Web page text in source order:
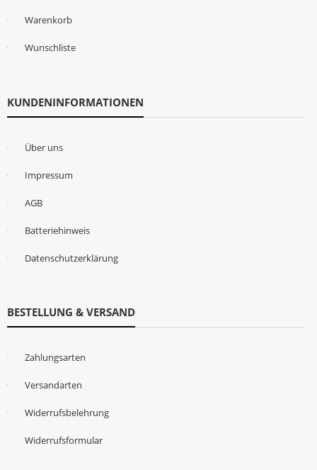
Warenkorb
Wunschliste
KUNDENINFORMATIONEN
Über uns
Impressum
AGB
Batteriehinweis
Datenschutzerklärung
BESTELLUNG & VERSAND
Zahlungsarten
Versandarten
Widerrufsbelehrung
Widerrufsformular